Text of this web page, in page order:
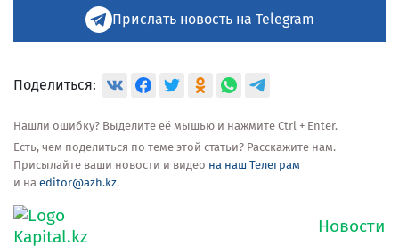
Прислать новость на Telegram
Поделиться:
Нашли ошибку? Выделите её мышью и нажмите Ctrl + Enter.
Есть, чем поделиться по теме этой статьи? Расскажите нам.
Присылайте ваши новости и видео на наш Телеграм
и на editor@azh.kz.